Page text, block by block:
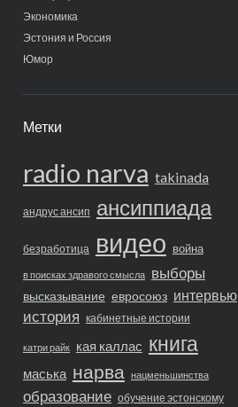
Экономика
Эстония и Россия
Юмор
Метки
radio narva takinada
андрус ансип ансиппиада
безработица видео война
в поисках здравого смысла выборы
высказывание евросоюз интервью
история кабинетные истории
катри райк кая каллас книга
маська нарва нацменьшинства
образование обучение эстонскому